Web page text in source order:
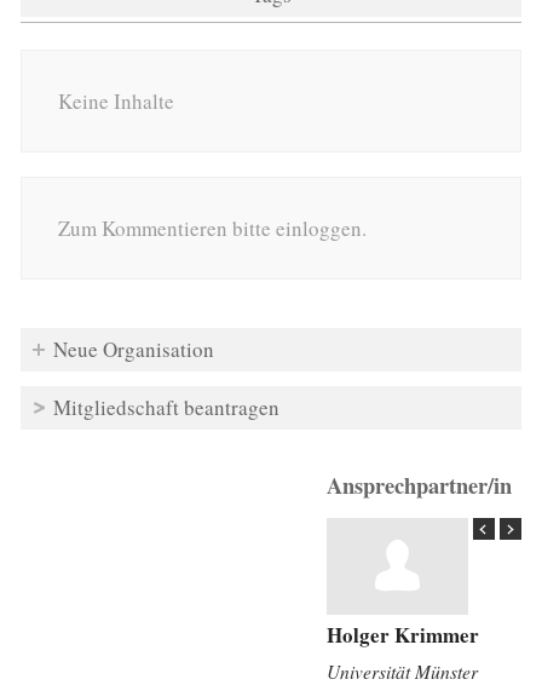
Keine Inhalte
Zum Kommentieren bitte einloggen.
Neue Organisation
Mitgliedschaft beantragen
Ansprechpartner/in
Prof. Dr. Annette Zimmer
Universität Münster